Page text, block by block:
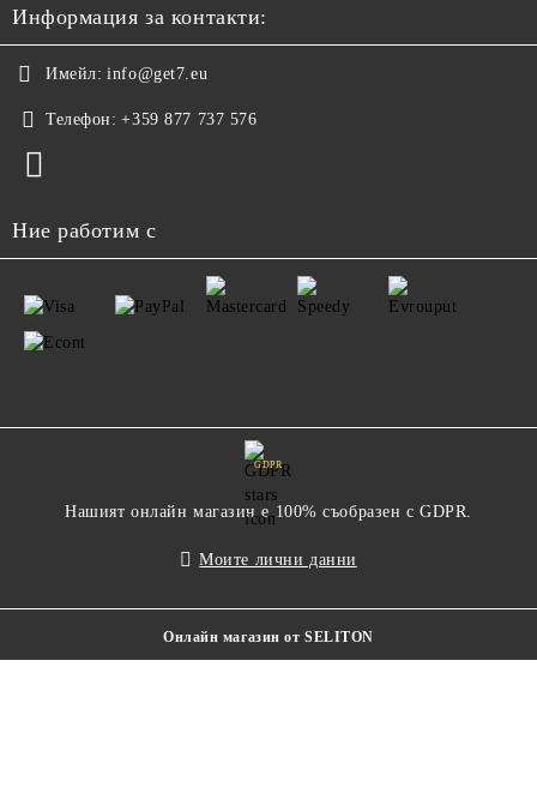
Информация за контакти:
Имейл: info@get7.eu
Телефон: +359 877 737 576
Ние работим с
GDPR
Нашият онлайн магазин е 100% съобразен с GDPR.
Моите лични данни
Онлайн магазин от SELITON